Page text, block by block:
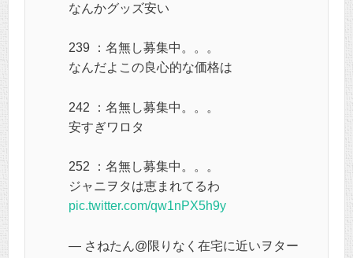
なんかグッズ安い
239 ：名無し募集中。。。
なんだよこの良心的な価格は
242 ：名無し募集中。。。
安すぎワロタ
252 ：名無し募集中。。。
ジャニヲタは恵まれてるわ
pic.twitter.com/qw1nPX5h9y
— さねたん@限りなく在宅に近いヲター